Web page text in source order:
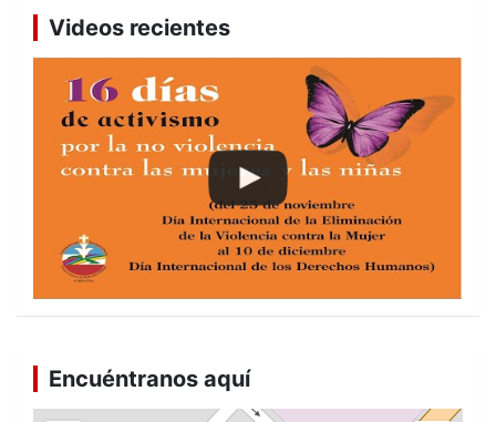
Videos recientes
Encuéntranos aquí